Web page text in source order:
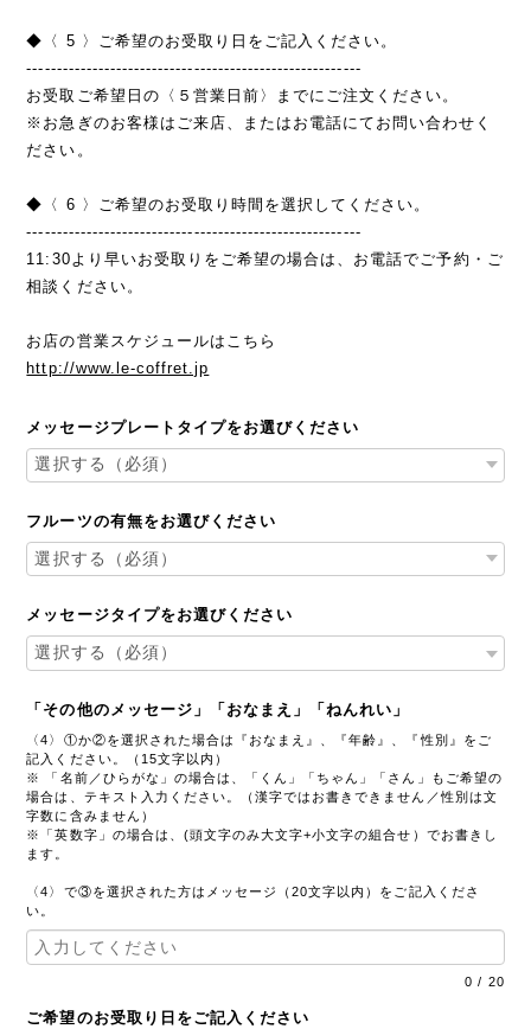
◆〈 5 〉ご希望のお受取り日をご記入ください。
--------------------------------------------------------
お受取ご希望日の〈５営業日前〉までにご注文ください。
※お急ぎのお客様はご来店、またはお電話にてお問い合わせく
ださい。
◆〈 6 〉ご希望のお受取り時間を選択してください。
--------------------------------------------------------
11:30より早いお受取りをご希望の場合は、お電話でご予約・ご
相談ください。
お店の営業スケジュールはこちら
http://www.le-coffret.jp
メッセージプレートタイプをお選びください
フルーツの有無をお選びください
メッセージタイプをお選びください
「その他のメッセージ」「おなまえ」「ねんれい」
〈4〉①か②を選択された場合は『おなまえ』、『年齢』、『性別』をご
記入ください。（15文字以内）
※ 「名前／ひらがな」の場合は、「くん」「ちゃん」「さん」もご希望の
場合は、テキスト入力ください。（漢字ではお書きできません／性別は文
字数に含みません）
※「英数字」の場合は、(頭文字のみ大文字+小文字の組合せ）でお書きし
ます。
〈4〉で③を選択された方はメッセージ（20文字以内）をご記入くださ
い。
0 / 20
ご希望のお受取り日をご記入ください